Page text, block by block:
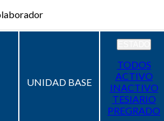
UNIDAD BASE
TODOS
ACTIVO
INACTIVO
TESIARIO
PREGRADO